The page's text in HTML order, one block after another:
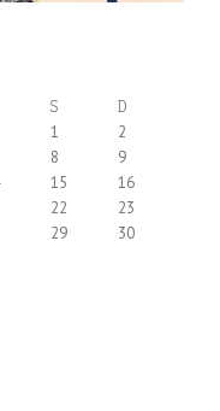
S D
1
2
8
9
15
16
22
23
29
30